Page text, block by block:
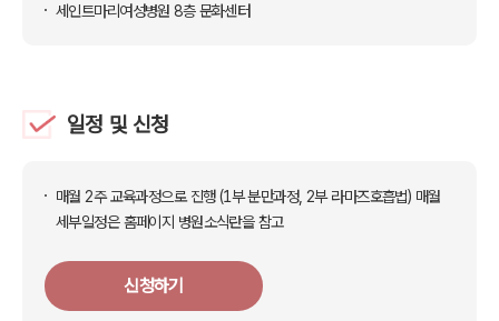
세인트마리여성병원 8층 문화센터
일정 및 신청
매월 2주 교육과정으로 진행(1부 분만과정, 2부 라마즈호흡법) 매월
세부일정은 홈페이지 병원소식란을 참고
신청하기